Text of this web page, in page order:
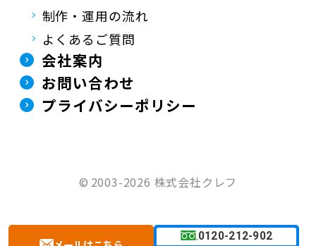
制作・運用の流れ
よくあるご質問
会社案内
お問い合わせ
プライバシーポリシー
© 2003-2026 株式会社クレフ
0120-212-902